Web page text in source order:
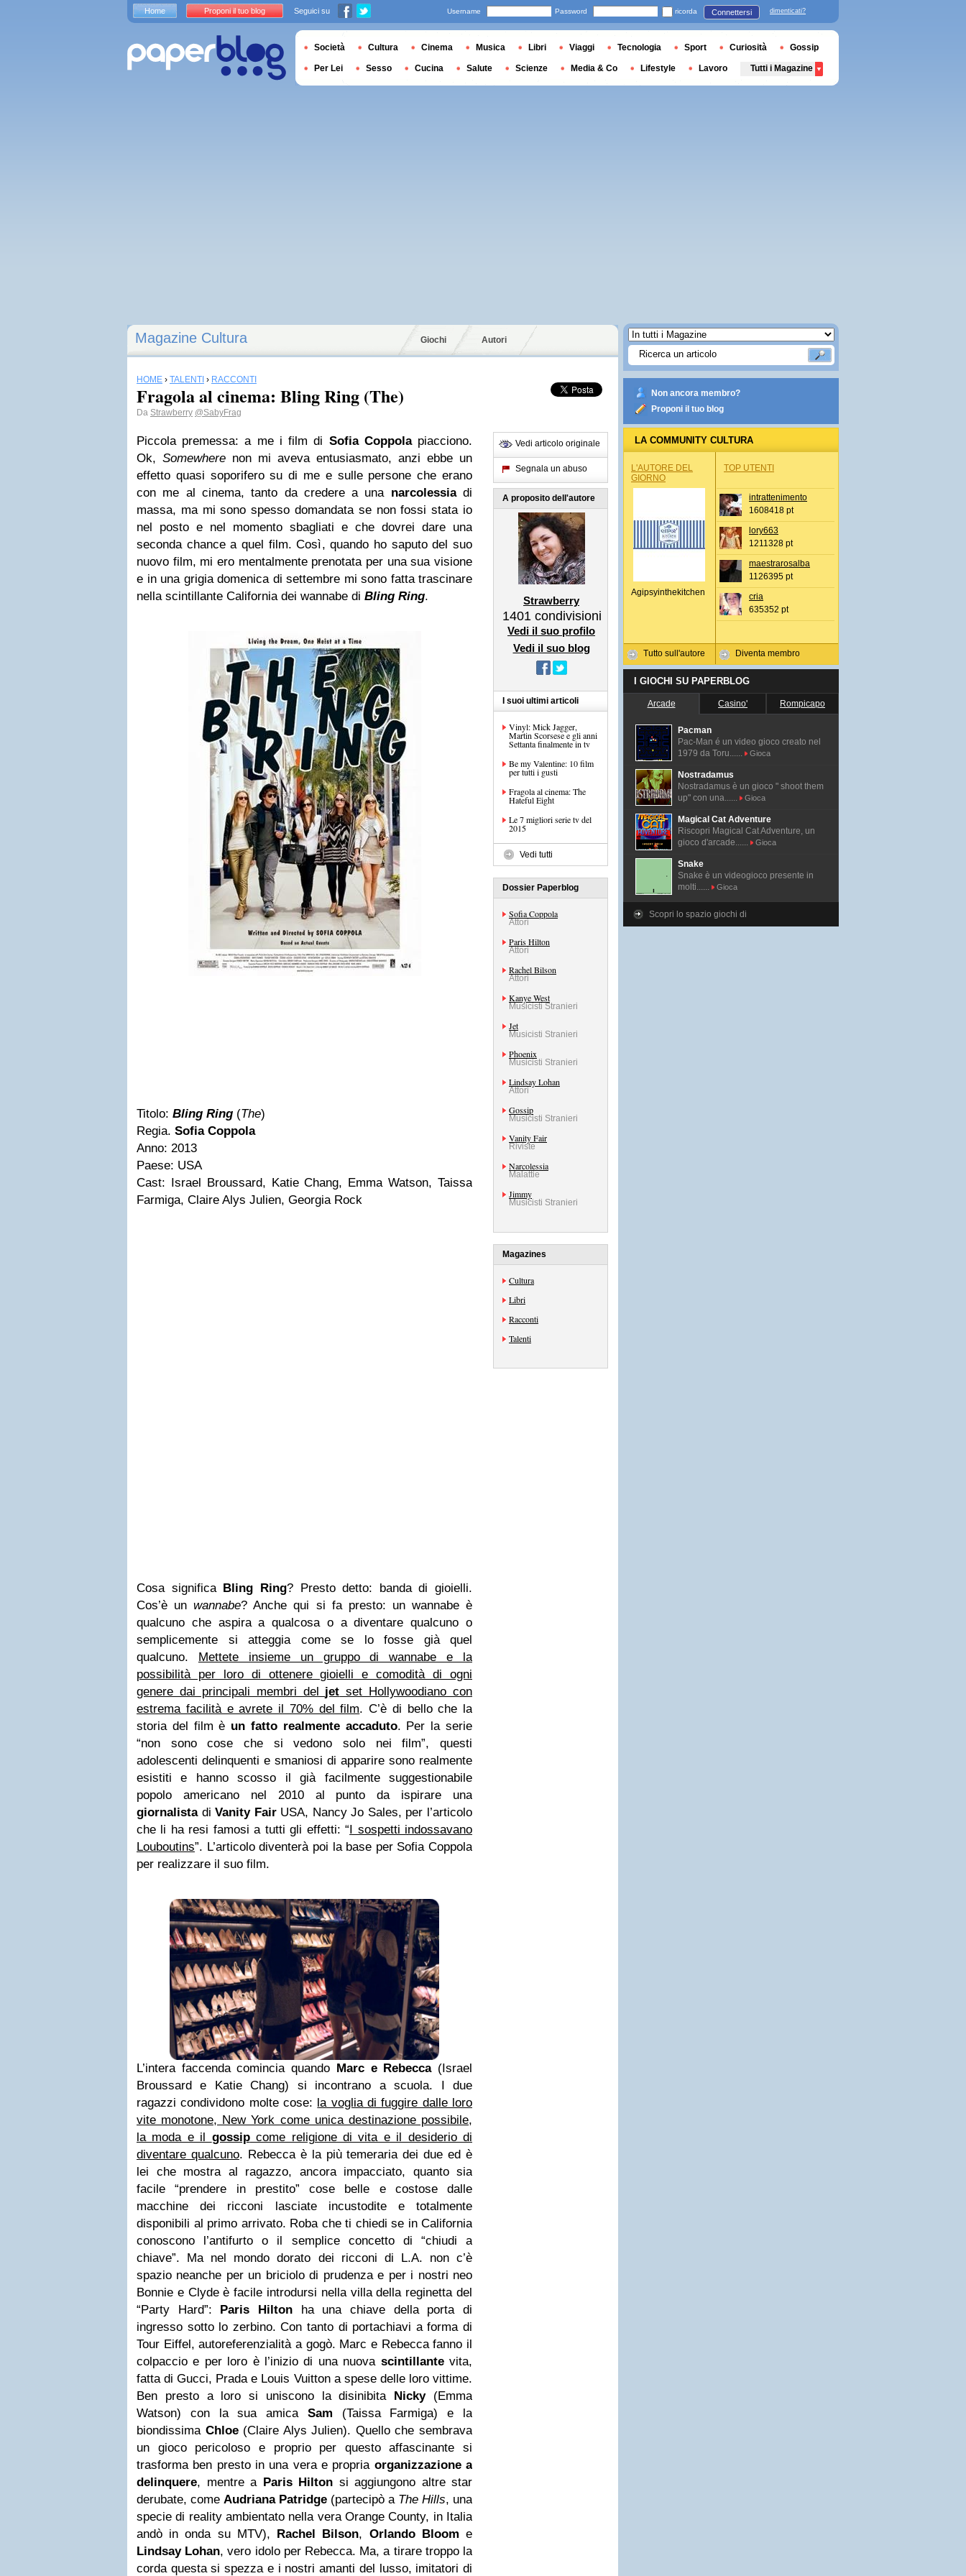
Magazine Cultura Giochi Autori
HOME › TALENTI › RACCONTI
Fragola al cinema: Bling Ring (The)
Da Strawberry @SabyFrag
Piccola premessa: a me i film di Sofia Coppolapiacciono.
Ok, Somewhere non mi aveva entusiasmato, anzi ebbe un
effetto quasi soporifero su di me e sulle persone che erano
con me al cinema, tanto da credere a una narcolessiadi
massa, ma mi sono spesso domandata se non fossi stata io
nel posto e nel momento sbagliati e che dovrei dare una
seconda chance a quel film. Così, quando ho saputo del suo
nuovo film, mi ero mentalmente prenotata per una sua visione
e in una grigia domenica di settembre mi sono fatta trascinare
nella scintillante California dei wannabe di Bling Ring.
Titolo: Bling Ring (The)
Regia. Sofia Coppola
Anno: 2013
Paese: USA
Cast: Israel Broussard, Katie Chang, Emma Watson, Taissa
Farmiga, Claire Alys Julien, Georgia Rock
Cosa significa Bling Ring? Presto detto: banda di gioielli.
Cos’è unwannabe? Anche qui si fa presto: un wannabe è
qualcuno che aspira a qualcosa o a diventare qualcuno o
semplicemente si atteggia come se lo fosse già quel
qualcuno. Mettete insieme un gruppo di wannabe e la
possibilità per loro di ottenere gioielli e comodità di ogni
genere dai principali membri del jet set Hollywoodiano con
estrema facilità e avrete il 70% del film. C’è di bello che la
storia del film è un fatto realmente accaduto. Per la serie
“non sono cose che si vedono solo nei film”, questi
adolescenti delinquenti e smaniosi di apparire sono realmente
esistiti e hanno scosso il già facilmente suggestionabile
popolo americano nel 2010 al punto da ispirare una
giornalistadiVanity FairUSA, Nancy Jo Sales, per l’articolo
che li ha resi famosi a tutti gli effetti: “I sospetti indossavano
Louboutins”. L’articolo diventerà poi la base per Sofia Coppola
per realizzare il suo film.
L’intera faccenda comincia quando Marc e Rebecca(Israel
Broussard e Katie Chang) si incontrano a scuola. I due
ragazzi condividono molte cose: la voglia di fuggire dalle loro
vite monotone, New York come unica destinazione possibile,
la moda e il gossipcome religione di vita e il desiderio di
diventare qualcuno. Rebecca è la più temeraria dei due ed è
lei che mostra al ragazzo, ancora impacciato, quanto sia
facile “prendere in prestito” cose belle e costose dalle
macchine dei ricconi lasciate incustodite e totalmente
disponibili al primo arrivato. Roba che ti chiedi se in California
conoscono l’antifurto o il semplice concetto di “chiudi a
chiave”. Ma nel mondo dorato dei ricconi di L.A. non c’è
spazio neanche per un briciolo di prudenza e per i nostri neo
Bonnie e Clyde è facile introdursi nella villa della reginetta del
“Party Hard”: Paris Hilton ha una chiave della porta di
ingresso sotto lo zerbino. Con tanto di portachiavi a forma di
Tour Eiffel, autoreferenzialità a gogò. Marc e Rebecca fanno il
colpaccio e per loro è l’inizio di una nuovascintillantevita,
fatta di Gucci, Prada e Louis Vuitton a spese delle loro vittime.
Ben presto a loro si uniscono la disinibita Nicky(Emma
Watson) con la sua amica Sam (Taissa Farmiga) e la
biondissima Chloe (Claire Alys Julien). Quello che sembrava
un gioco pericoloso e proprio per questo affascinante si
trasforma ben presto in una vera e propria organizzazione a
delinquere, mentre a Paris Hilton si aggiungono altre star
derubate, come Audriana Patridge (partecipò a The Hills, una
specie di reality ambientato nella vera Orange County, in Italia
andò in onda su MTV), Rachel Bilson, Orlando Bloom e
Lindsay Lohan, vero idolo per Rebecca. Ma, a tirare troppo la
corda questa si spezza e i nostri amanti del lusso, imitatori di
Vedi articolo originale
Segnala un abuso
A proposito dell'autore
Strawberry
1401 condivisioni
Vedi il suo profilo
Vedi il suo blog
I suoi ultimi articoli
Vinyl: Mick Jagger,
Martin Scorsese e gli anni
Settanta finalmente in tv
Be my Valentine: 10 film
per tutti i gusti
Fragola al cinema: The
Hateful Eight
Le 7 migliori serie tv del
2015
Vedi tutti
Dossier Paperblog
Sofia Coppola
Attori
Paris Hilton
Attori
Rachel Bilson
Attori
Kanye West
Musicisti Stranieri
Jet
Musicisti Stranieri
Phoenix
Musicisti Stranieri
Lindsay Lohan
Attori
Gossip
Musicisti Stranieri
Vanity Fair
Riviste
Narcolessia
Malattie
Jimmy
Musicisti Stranieri
Magazines
Cultura
Libri
Racconti
Talenti
Non ancora membro?
Proponi il tuo blog
LA COMMUNITY CULTURA
L'AUTORE DEL
GIORNO
Agipsyinthekitchen
Tutto sull'autore
TOP UTENTI
intrattenimento
1608418 pt
lory663
1211328 pt
maestrarosalba
1126395 pt
cria
635352 pt
Diventa membro
I GIOCHI SU PAPERBLOG
Arcade Casino' Rompicapo
Pacman
Pac-Man é un video gioco creato nel
1979 da Toru......
Gioca
Nostradamus
Nostradamus è un gioco " shoot them
up" con una......
Gioca
Magical Cat Adventure
Riscopri Magical Cat Adventure, un
gioco d'arcade......
Gioca
Snake
Snake è un videogioco presente in
molti......
Gioca
Scopri lo spazio giochi di
Home Proponi il tuo blog Seguici su Username Password ricorda Connettersi dimenticati?
Società Cultura Cinema Musica Libri Viaggi Tecnologia Sport Curiosità Gossip
Per Lei Sesso Cucina Salute Scienze Media & Co Lifestyle Lavoro Tutti i Magazine